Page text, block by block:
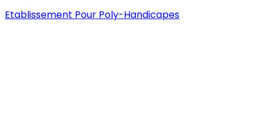
Etablissement Pour Poly-Handicapes